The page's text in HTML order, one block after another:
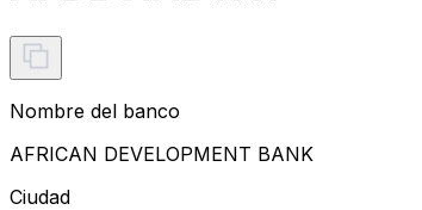
Nombre del banco
AFRICAN DEVELOPMENT BANK
Ciudad